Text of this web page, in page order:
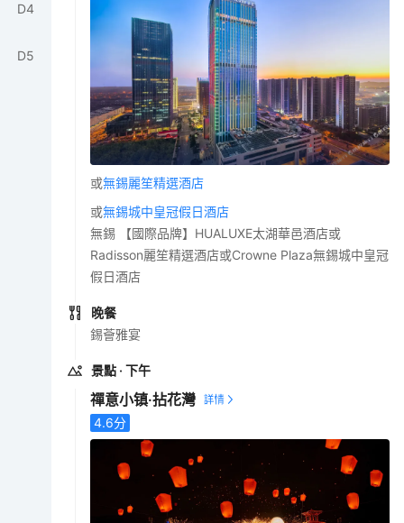
D4
D5
或無錫麗笙精選酒店
或無錫城中皇冠假日酒店
無錫 【國際品牌】HUALUXE太湖華邑酒店或
Radisson麗笙精選酒店或Crowne Plaza無錫城中皇冠
假日酒店
晚餐
錫薈雅宴
景點 · 下午
禪意小镇·拈花灣
4.6分